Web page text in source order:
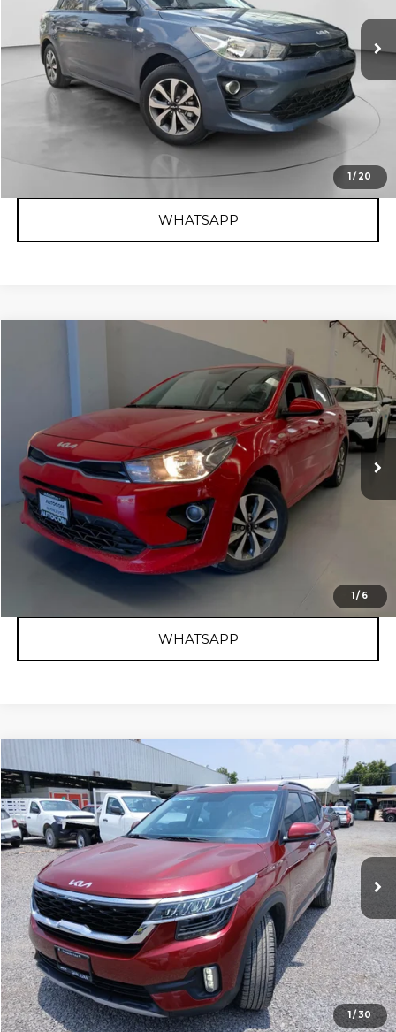
1 / 20
Reservado 57,249 km Ext. Int.
$255,800
LISTA DE ESPERA
BUSCA AUTOS SIMILARES
WHATSAPP
1 / 6
Nissan Autocom Querétaro La Capilla
Disponible 55,267 km Ext. Int.
Precio:
$255,800
RESERVAR AUTO
OBTÉN FINANCIAMIENTO
CLICK TO CALL
WHATSAPP
1 /30
2022KIA SELTOS
Nissan Autocom San Juan del Río
Valores:623007
Reservado 36,033 km Ext. Int.
Precio:
$364,400
LISTA DE ESPERA
BUSCA AUTOS SIMILARES
CLICK TO CALL